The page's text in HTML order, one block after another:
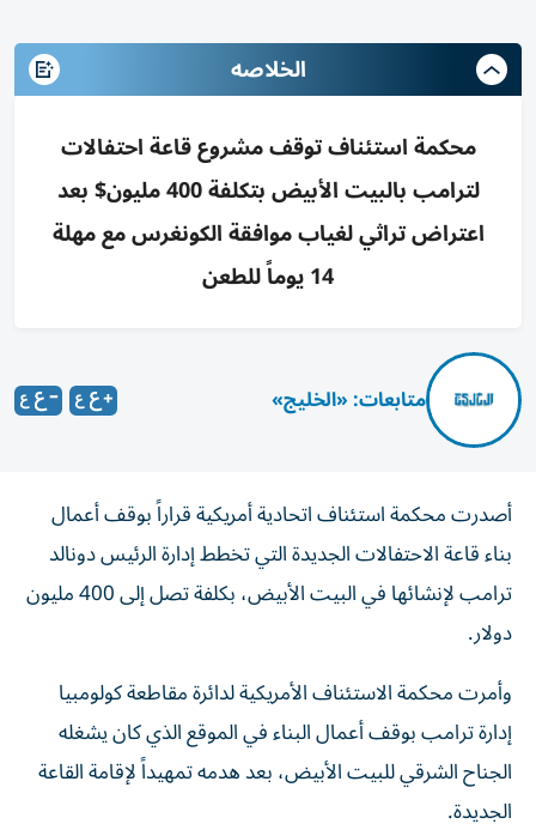
الخلاصه
محكمة استئناف توقف مشروع قاعة احتفالات
لترامب بالبيت الأبيض بتكلفة 400 مليون$ بعد
اعتراض تراثي لغياب موافقة الكونغرس مع مهلة
14 يوماً للطعن
متابعات: «الخليج»
أصدرت محكمة استئناف اتحادية أمريكية قراراً بوقف أعمال
بناء قاعة الاحتفالات الجديدة التي تخطط إدارة الرئيس دونالد
ترامب لإنشائها في البيت الأبيض، بكلفة تصل إلى 400 مليون
دولار.
وأمرت محكمة الاستئناف الأمريكية لدائرة مقاطعة كولومبيا
إدارة ترامب بوقف أعمال البناء في الموقع الذي كان يشغله
الجناح الشرقي للبيت الأبيض، بعد هدمه تمهيداً لإقامة القاعة
الجديدة.